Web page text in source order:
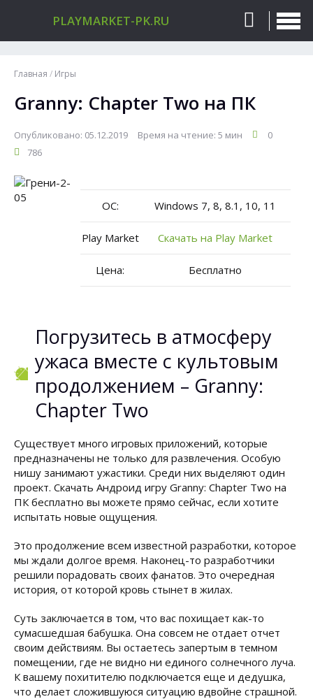
PLAYMARKET-PK.RU
Главная / Игры
Granny: Chapter Two на ПК
Опубликовано: 05.12.2019 Время на чтение: 5 мин
0
786
ОС: Windows 7, 8, 8.1, 10, 11
Play Market Скачать на Play Market
Цена: Бесплатно
Погрузитесь в атмосферу
ужаса вместе с культовым
продолжением – Granny:
Chapter Two
Существует много игровых приложений, которые
предназначены не только для развлечения. Особую
нишу занимают ужастики. Среди них выделяют один
проект. Скачать Андроид игру Granny: Chapter Two на
ПК бесплатно вы можете прямо сейчас, если хотите
испытать новые ощущения.
Это продолжение всем известной разработки, которое
мы ждали долгое время. Наконец-то разработчики
решили порадовать своих фанатов. Это очередная
история, от которой кровь стынет в жилах.
Суть заключается в том, что вас похищает как-то
сумасшедшая бабушка. Она совсем не отдает отчет
своим действиям. Вы остаетесь запертым в темном
помещении, где не видно ни единого солнечного луча.
К вашему похитителю подключается еще и дедушка,
что делает сложившуюся ситуацию вдвойне страшной.